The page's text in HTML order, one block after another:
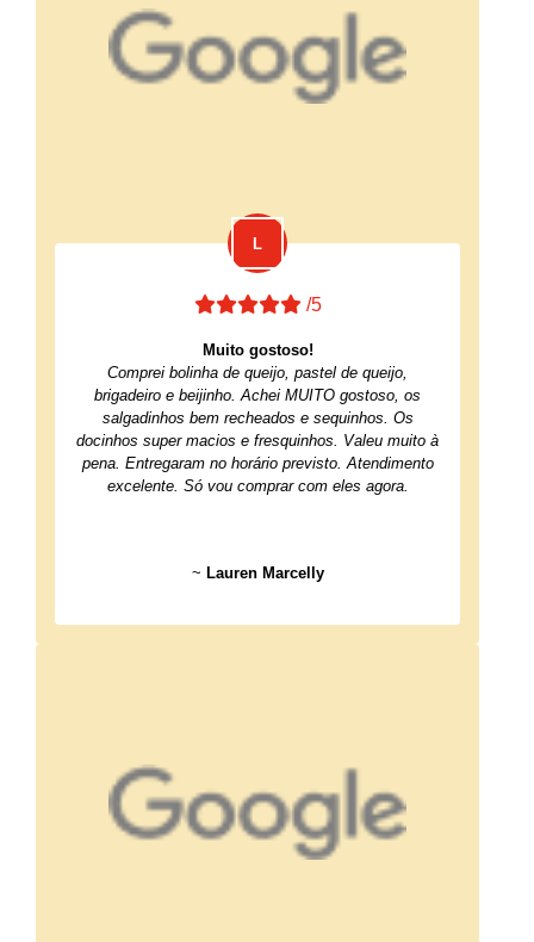
/5
Muito gostoso!
Comprei bolinha de queijo, pastel de queijo,
brigadeiro e beijinho. Achei MUITO gostoso, os
salgadinhos bem recheados e sequinhos. Os
docinhos super macios e fresquinhos. Valeu muito à
pena. Entregaram no horário previsto. Atendimento
excelente. Só vou comprar com eles agora.
~ Lauren Marcelly